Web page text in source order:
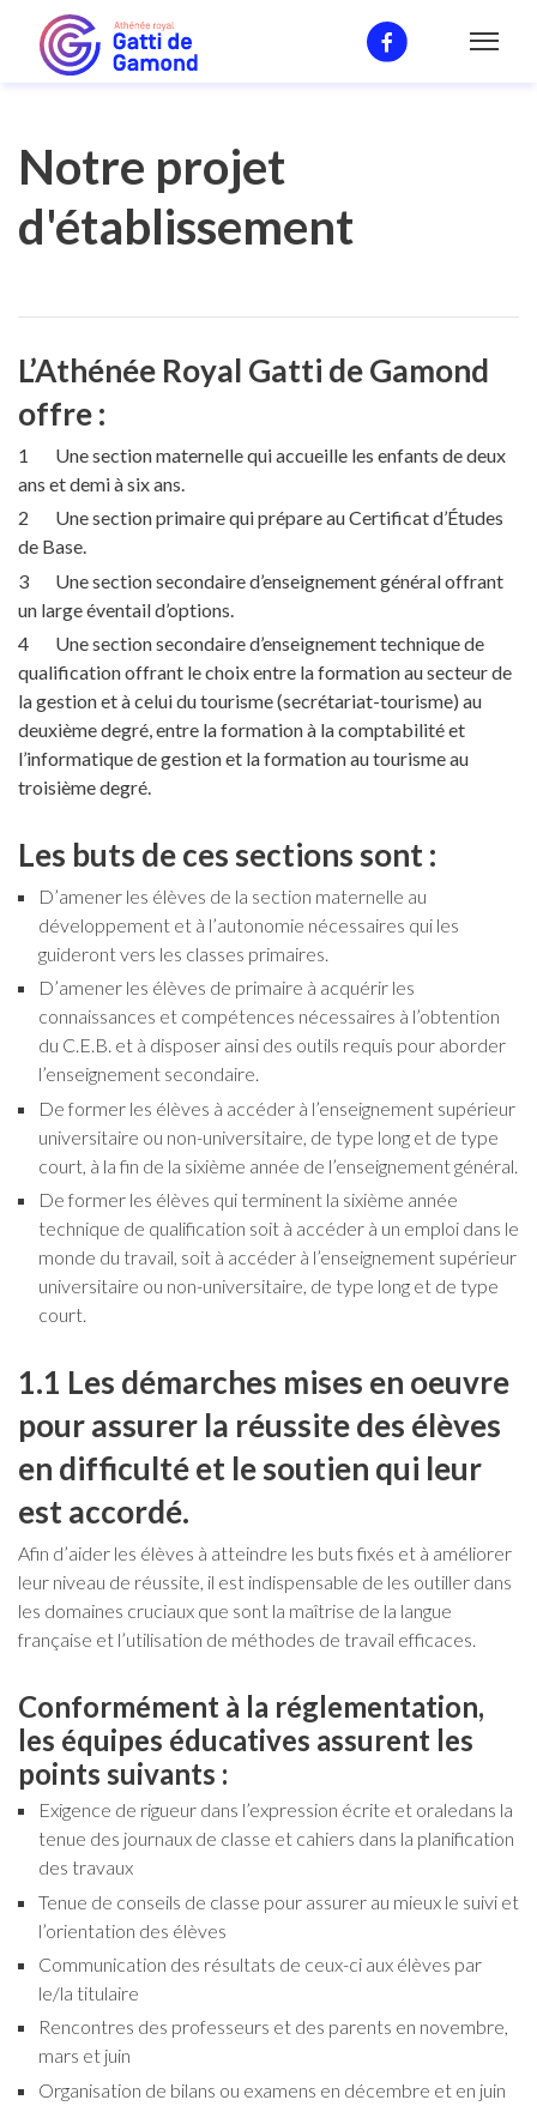
Notre enseignement Projet d'établissement
Notre projet
d'établissement
L’Athénée Royal Gatti de Gamond
offre :
Une section maternelle qui accueille les enfants de deux
ans et demi à six ans.
Une section primaire qui prépare au Certificat d’Études
de Base.
Une section secondaire d’enseignement général offrant
un large éventail d’options.
Une section secondaire d’enseignement technique de
qualification offrant le choix entre la formation au secteur de
la gestion et à celui du tourisme (secrétariat-tourisme) au
deuxième degré, entre la formation à la comptabilité et
l’informatique de gestion et la formation au tourisme au
troisième degré.
Les buts de ces sections sont :
D’amener les élèves de la section maternelle au
développement et à l’autonomie nécessaires qui les
guideront vers les classes primaires.
D’amener les élèves de primaire à acquérir les
connaissances et compétences nécessaires à l’obtention
du C.E.B. et à disposer ainsi des outils requis pour aborder
l’enseignement secondaire.
De former les élèves à accéder à l’enseignement supérieur
universitaire ou non-universitaire, de type long et de type
court, à la fin de la sixième année de l’enseignement général.
De former les élèves qui terminent la sixième année
technique de qualification soit à accéder à un emploi dans le
monde du travail, soit à accéder à l’enseignement supérieur
universitaire ou non-universitaire, de type long et de type
court.
1.1 Les démarches mises en oeuvre
pour assurer la réussite des élèves
en difficulté et le soutien qui leur
est accordé.
Afin d’aider les élèves à atteindre les buts fixés et à améliorer
leur niveau de réussite, il est indispensable de les outiller dans
les domaines cruciaux que sont la maîtrise de la langue
française et l’utilisation de méthodes de travail efficaces.
Conformément à la réglementation,
les équipes éducatives assurent les
points suivants :
Exigence de rigueur dans l’expression écrite et oraledans la
tenue des journaux de classe et cahiers dans la planification
des travaux
Tenue de conseils de classe pour assurer au mieux le suivi et
l’orientation des élèves
Communication des résultats de ceux-ci aux élèves par
le/la titulaire
Rencontres des professeurs et des parents en novembre,
mars et juin
Organisation de bilans ou examens en décembre et en juin